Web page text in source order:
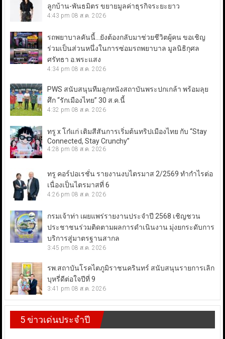
ลูกบ้าน-พันธมิตร ขยายมูลค่าธุรกิจระยะยาว
4:43 pm 08 ส.ค. 2026
รถพยาบาลคันนี้…ยังต้องกลับมาช่วยชีวิตผู้คน ขอเชิญ
ร่วมเป็นส่วนหนึ่งในการซ่อมรถพยาบาล มูลนิธิกุศล
ศรัทธา อ.พระแสง
4:34 pm 08 ส.ค. 2026
PWS สนับสนุนทีมลูกหนังสถาบันพระปกเกล้า พร้อมลุย
ศึก “รักเมืองไทย” 30 ส.ค.นี้
4:32 pm 08 ส.ค. 2026
ทรู x โก๋แก่ เติมสีสันการเริ่มต้นทริปเมืองไทย กับ “Stay
Connected, Stay Crunchy”
4:28 pm 08 ส.ค. 2026
ทรู คอร์ปอเรชั่น รายงานงบไตรมาส 2/2569 ทำกำไรต่อ
เนื่องเป็นไตรมาสที่ 6
4:26 pm 08 ส.ค. 2026
กรมเจ้าท่า เผยแพร่รายงานประจำปี 2568 เชิญชวน
ประชาชนร่วมติดตามผลการดำเนินงาน มุ่งยกระดับการ
บริการสู่มาตรฐานสากล
3:45 pm 08 ส.ค. 2026
รพ.สถาบันโรคไตภูมิราชนครินทร์ สนับสนุนรายการเลิก
บุหรี่ดีต่อใจปีที่ 9
3:41 pm 08 ส.ค. 2026
5 ข่าวเด่นประจำปี